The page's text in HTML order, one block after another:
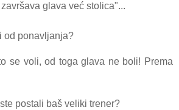
glava već stolica"...
od ponavljanja?
se voli, od toga glava ne boli! Prema
postali baš veliki trener?